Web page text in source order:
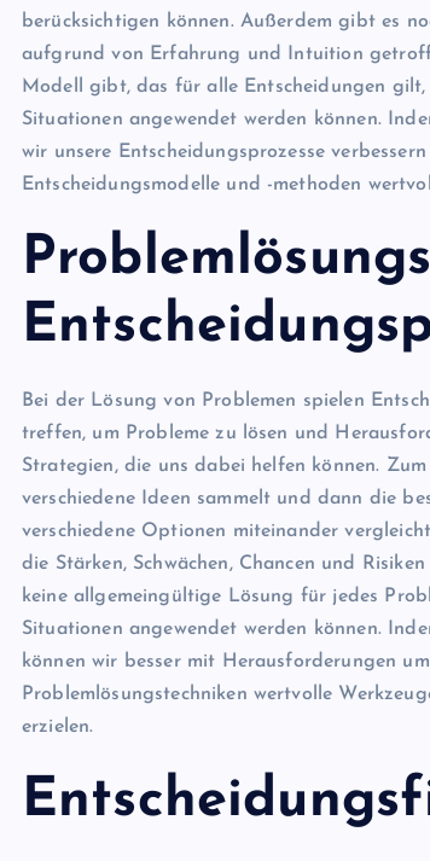
berücksichtigen können. Außerdem gibt es
aufgrund von Erfahrung und Intuition
Modell gibt, das für alle Entscheidungen
Situationen angewendet werden können.
wir unsere Entscheidungsprozesse
Entscheidungsmodelle und -methoden
Bei der Lösung von Problemen spielen
treffen, um Probleme zu lösen und
Strategien, die uns dabei helfen können.
verschiedene Ideen sammelt und dann die
verschiedene Optionen miteinander
die Stärken, Schwächen, Chancen und
keine allgemeingültige Lösung für jedes
Situationen angewendet werden können.
können wir besser mit Herausforderungen
Problemlösungstechniken wertvolle
erzielen.